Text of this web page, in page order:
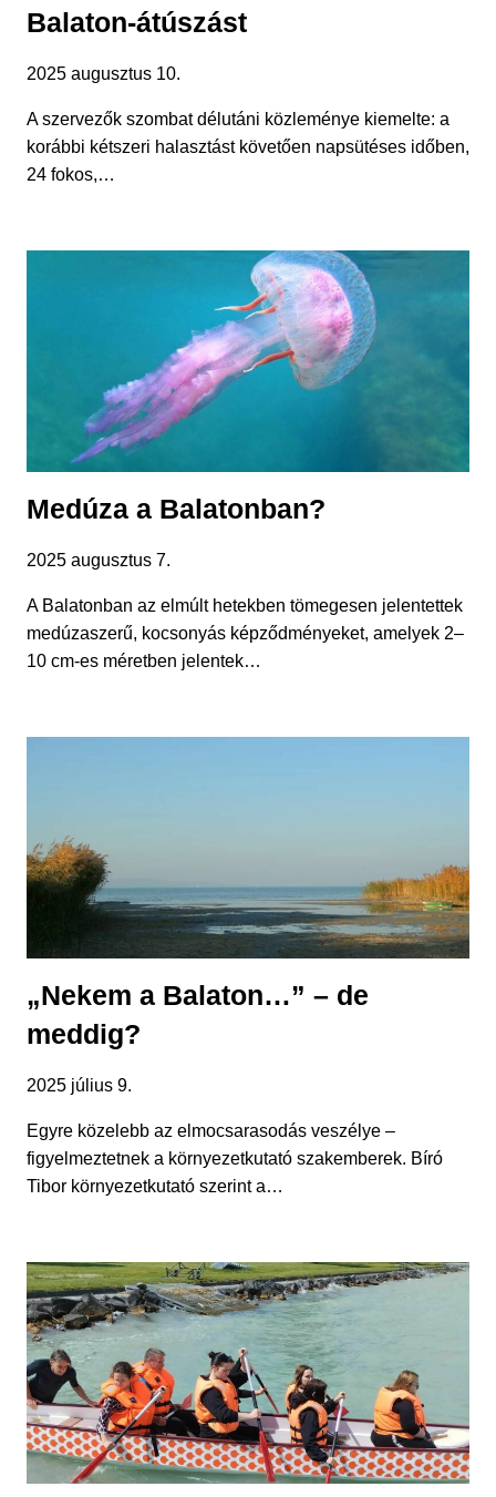
Balaton-átúszást
2025 augusztus 10.
A szervezők szombat délutáni közleménye kiemelte: a
korábbi kétszeri halasztást követően napsütéses időben,
24 fokos,…
Medúza a Balatonban?
2025 augusztus 7.
A Balatonban az elmúlt hetekben tömegesen jelentettek
medúzaszerű, kocsonyás képződményeket, amelyek 2–
10 cm-es méretben jelentek…
„Nekem a Balaton…” – de
meddig?
2025 július 9.
Egyre közelebb az elmocsarasodás veszélye –
figyelmeztetnek a környezetkutató szakemberek. Bíró
Tibor környezetkutató szerint a…